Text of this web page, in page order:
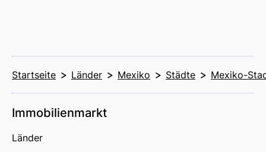
Startseite Länder Mexiko Städte Mexiko-
Immobilienmarkt
Länder